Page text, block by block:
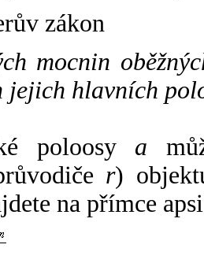
zákon
mocnin
jejich hlavních
poloosy a
r)
na přímce